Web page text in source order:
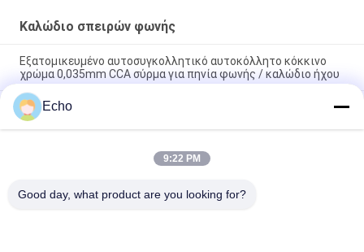
Καλώδιο σπειρών φωνής
Εξατομικευμένο αυτοσυγκολλητικό αυτοκόλλητο κόκκινο
χρώμα 0,035mm CCA σύρμα για πηνία φωνής / καλώδιο ήχου
AWG47 Κόκκινο 0.035mm Αυτοσυγκολλημένο Καλώδιο
Χαλκού Επικαλυμμένο Αλουμίνιο (CCA) για Πηνία Φωνής
Ακουστικών
Εξαιρετικά λεπτό σύρμα CCA 0,03mm-0,5mm για πηνία
Echo
9:22 PM
Good day, what product are you looking for?